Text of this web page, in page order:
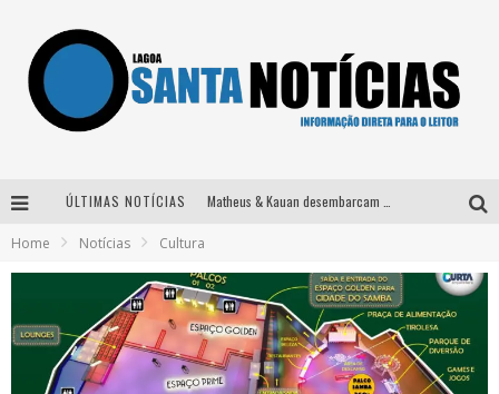
ÚLTIMAS NOTÍCIAS
Selo Moda Music confirma Bel Costa no palco Talentos da Terra do Pedro Leopoldo Rodeio Show
Após sair da KondZilla, DJ Danny Albuquerque inicia nova fase
Home Notícias Cultura